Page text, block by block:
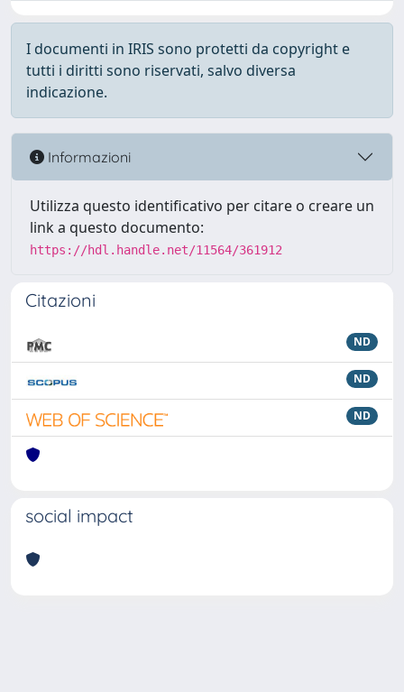
I documenti in IRIS sono protetti da copyright e
tutti i diritti sono riservati, salvo diversa
indicazione.
Informazioni
Utilizza questo identificativo per citare o creare un
link a questo documento:
https://hdl.handle.net/11564/361912
Citazioni
ND
ND
ND
social impact